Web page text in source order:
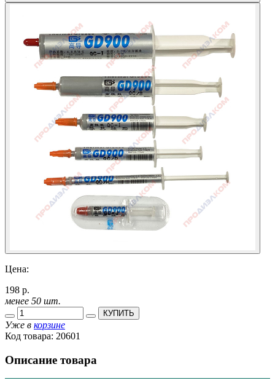
Цена:
198 р.
менее 50 шт.
КУПИТЬ
Уже в корзине
Код товара: 20601
Описание товара